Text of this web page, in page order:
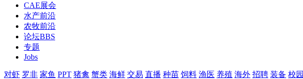
CAE展会
水产前沿
农牧前沿
论坛BBS
专题
Jobs
对虾 罗非 家鱼 PPT 猪禽 蟹类 海鲜 交易 直播 种苗 饲料 渔医 养殖 海外 招聘 装备 校园